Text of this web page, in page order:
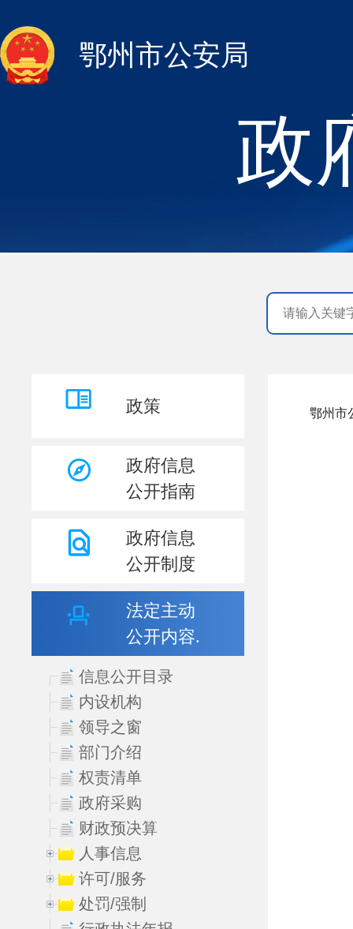
政
鄂州市公安局
政策
政府信息
公开指南
政府信息
公开制度
法定主动
公开内容.
信息公开目录
内设机构
领导之窗
部门介绍
权责清单
政府采购
财政预决算
人事信息
许可/服务
处罚/强制